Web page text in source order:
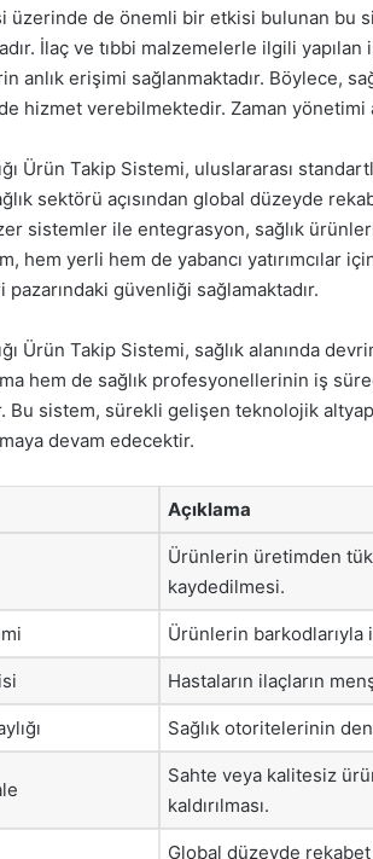
üzerinde de önemli bir etkisi bulunan bu
İlaç ve tıbbi malzemelerle ilgili
anlık erişimi sağlanmaktadır. Böylece,
hizmet verebilmektedir. Zaman yönetimi
Ürün Takip Sistemi, uluslararası
sektörü açısından global düzeyde
sistemler ile entegrasyon, sağlık
hem yerli hem de yabancı yatırımcılar
pazarındaki güvenliği sağlamaktadır.
Ürün Takip Sistemi, sağlık alanında
hem de sağlık profesyonellerinin iş
Bu sistem, sürekli gelişen teknolojik
devam edecektir.
Açıklama
Ürünlerin üretimden
kaydedilmesi.
Ürünlerin
Hastaların ilaçların
Sağlık otoritelerinin
Sahte veya kalitesiz
kaldırılması.
Global düzeyde